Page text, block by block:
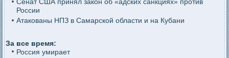
России
Атакованы НПЗ в Самарской области и на Кубани
За все время:
Россия умирает